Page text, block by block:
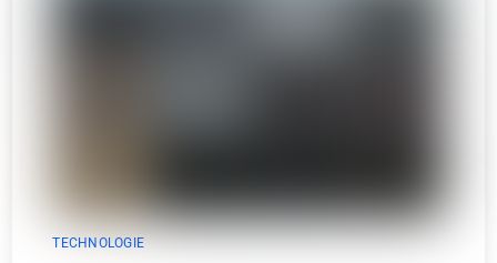
TECHNOLOGIE